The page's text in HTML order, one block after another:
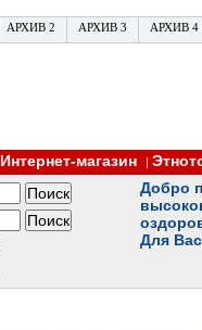
АРХИВ 2 АРХИВ 3 АРХИВ 4
Интернет-магазин |
Добро
Для